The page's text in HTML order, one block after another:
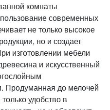
комнаты
современных
не только высокое
но и создает
изготовлении мебели
и искусственный
Продуманная до мелочей
удобство в